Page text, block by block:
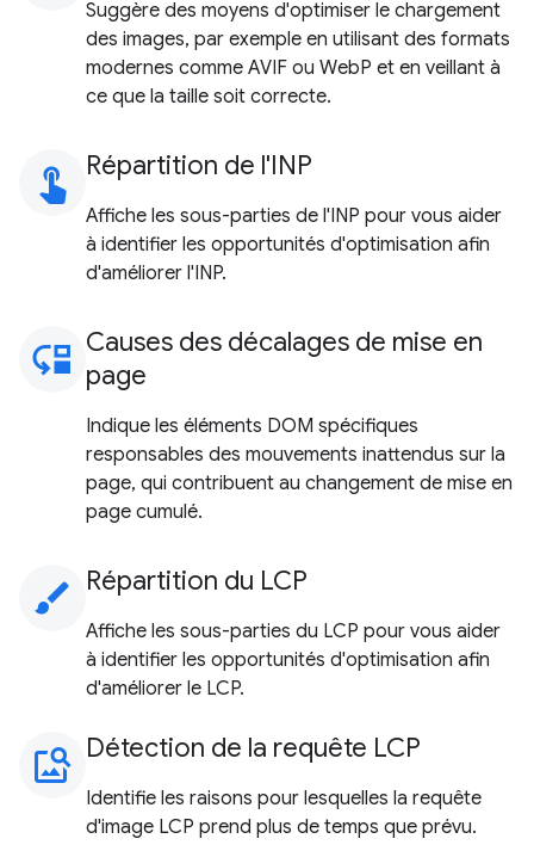
Suggère des moyens d'optimiser le chargement
des images, par exemple en utilisant des formats
modernes comme AVIF ou WebP et en veillant à
ce que la taille soit correcte.
touch_app Répartition de l'INP
Affiche les sous-parties de l'INP pour vous aider
à identifier les opportunités d'optimisation afin
d'améliorer l'INP.
move_down Causes des décalages de mise en
page
Indique les éléments DOM spécifiques
responsables des mouvements inattendus sur la
page, qui contribuent au changement de mise en
page cumulé.
brush Répartition du LCP
Affiche les sous-parties du LCP pour vous aider
à identifier les opportunités d'optimisation afin
d'améliorer le LCP.
image_search Détection de la requête LCP
Identifie les raisons pour lesquelles la requête
d'image LCP prend plus de temps que prévu.